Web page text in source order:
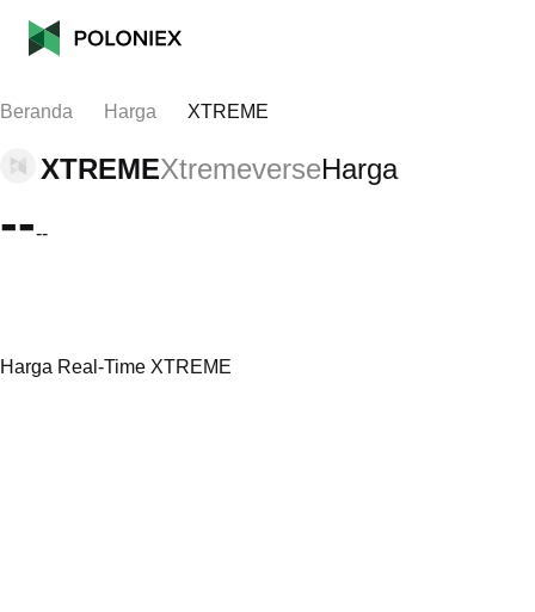
Beranda Harga XTREME
XTREMEXtremeverseHarga
----
Harga Real-Time XTREME